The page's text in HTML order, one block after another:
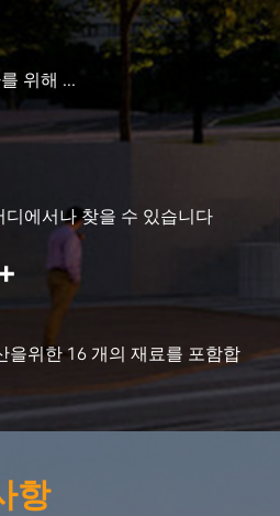
의 완벽한 통합을 보장 할 수 있
장은 품질 관리 및 평판에주의를
품이 높은 수준의 품질 요구 사
한 품질 검사 프로세스를 보유
있습니다.
위해 ...
디에서나 찾을 수 있습니다
을위한 16 개의 재료를 포함합
항